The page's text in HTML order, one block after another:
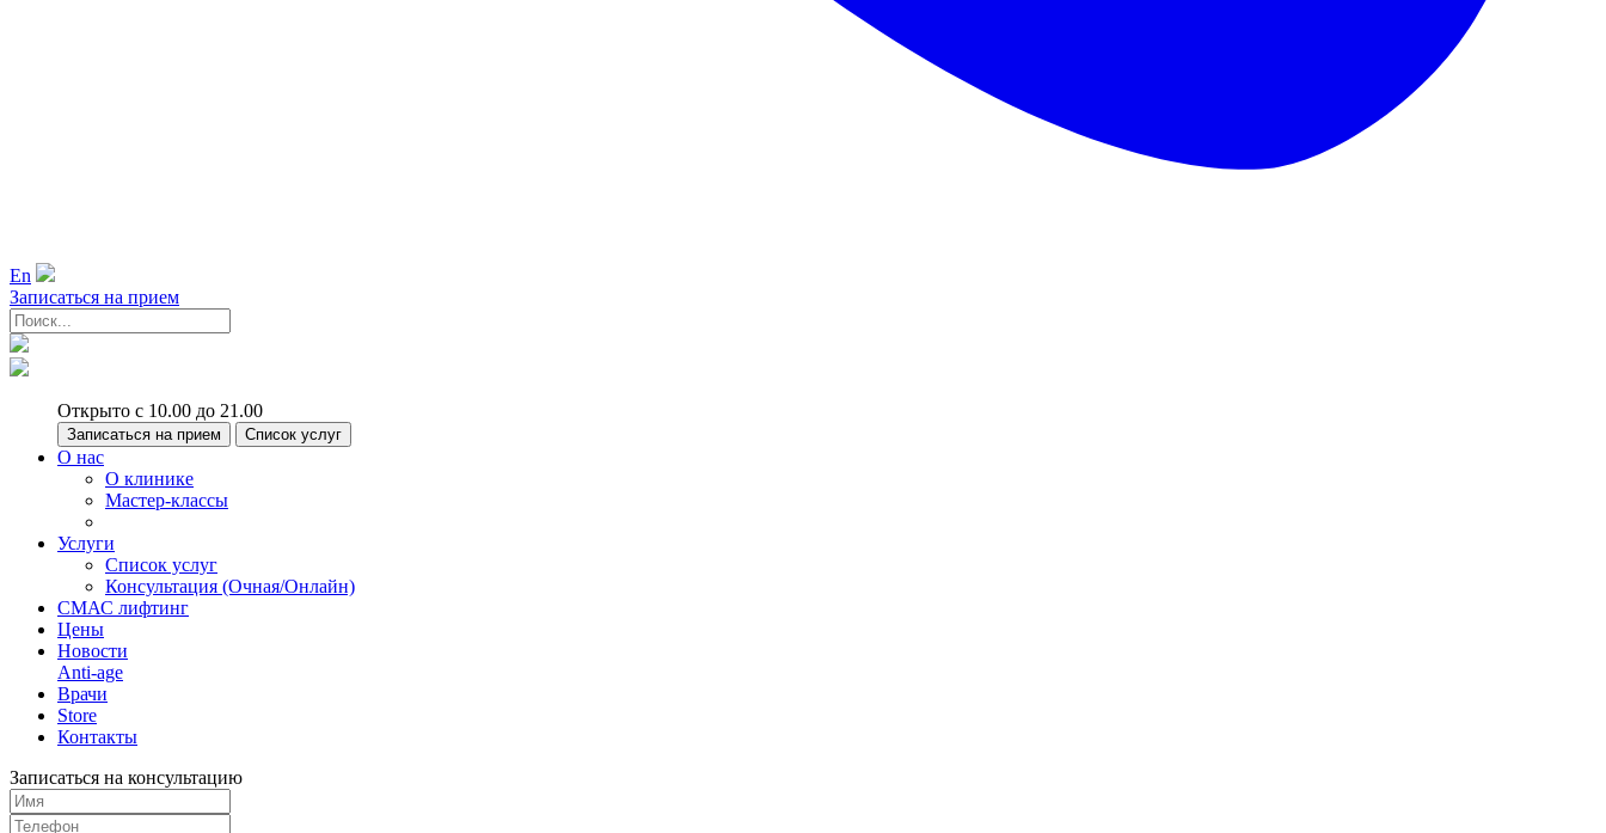
En
Записаться на прием
Открыто с 10.00 до 21.00
Записаться на прием Список услуг
О нас
О клинике
Мастер-классы
Услуги
Список услуг
Консультация (Очная/Онлайн)
СМАС лифтинг
Цены
Новости
Anti-age
Врачи
Store
Контакты
Записаться на консультацию